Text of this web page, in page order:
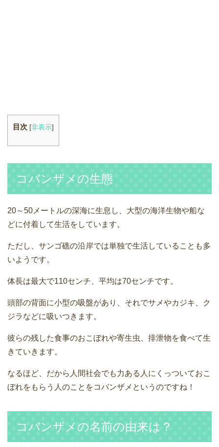
目次 [非表示]
コバンザメの生態
20～50メートルの深海に生息し、大型の海洋生物や船な
どに付着して生活をしています。
ただし、サンゴ礁の沿岸では単独で生活していることも多
いようです。
体長は最大で110センチ、平均は70センチです。
頭部の背面に小型の吸盤があり、それでサメやカジキ、ク
ジラなどに吸いつきます。
彼らの残した食事のおこぼれや寄生虫、排泄物を食べて生
きていきます。
なるほど、だから人間社会でも力ある人にくっついておこ
ぼれをもらう人のことをコバンザメというのですね！
コバンザメの名前の由来は？